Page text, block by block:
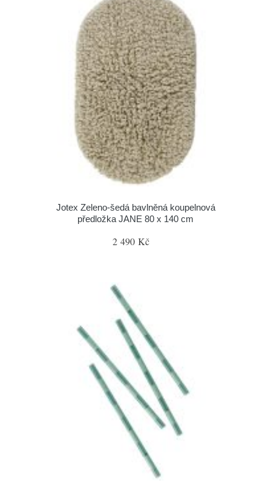
Jotex Zeleno-šedá bavlněná koupelnová
předložka JANE 80 x 140 cm
2 490 Kč